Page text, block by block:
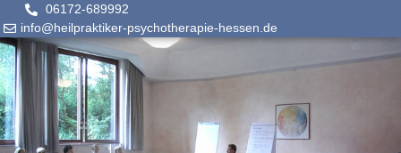
06172-689992
info@heilpraktiker-psychotherapie-hessen.de